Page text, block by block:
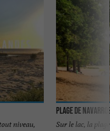
niveau,
Plage de
Sur le lac, la